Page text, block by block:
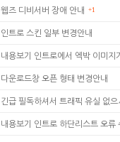
웹즈 디비서버 장애 안내 +1
인트로 스킨 일부 변경안내
내용보기 인트로에서 엑박 이미지
다운로드창 오픈 형태 변경안내
긴급 필독하셔서 트래픽 유실 없
내용보기 인트로 하단리스트 오류